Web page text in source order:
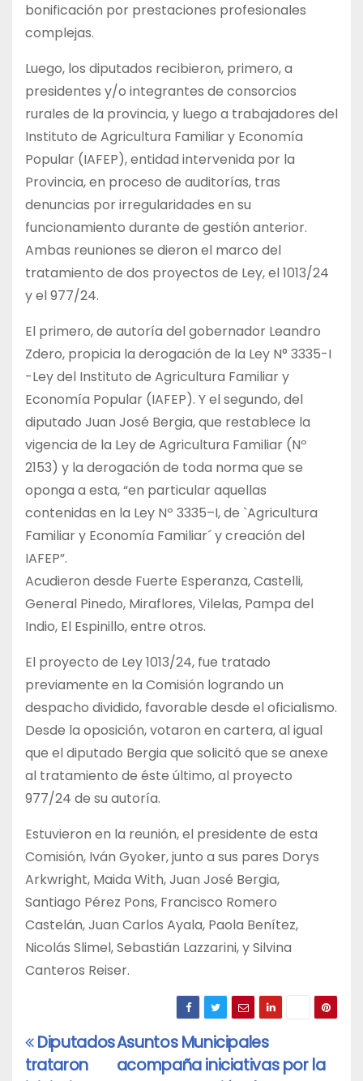
bonificación por prestaciones profesionales
complejas.
Luego, los diputados recibieron, primero, a
presidentes y/o integrantes de consorcios
rurales de la provincia, y luego a trabajadores del
Instituto de Agricultura Familiar y Economía
Popular (IAFEP), entidad intervenida por la
Provincia, en proceso de auditorías, tras
denuncias por irregularidades en su
funcionamiento durante de gestión anterior.
Ambas reuniones se dieron el marco del
tratamiento de dos proyectos de Ley, el 1013/24
y el 977/24.
El primero, de autoría del gobernador Leandro
Zdero, propicia la derogación de la Ley N° 3335-I
-Ley del Instituto de Agricultura Familiar y
Economía Popular (IAFEP). Y el segundo, del
diputado Juan José Bergia, que restablece la
vigencia de la Ley de Agricultura Familiar (Nº
2153) y la derogación de toda norma que se
oponga a esta, “en particular aquellas
contenidas en la Ley Nº 3335–I, de `Agricultura
Familiar y Economía Familiar´ y creación del
IAFEP”.
Acudieron desde Fuerte Esperanza, Castelli,
General Pinedo, Miraflores, Vilelas, Pampa del
Indio, El Espinillo, entre otros.
El proyecto de Ley 1013/24, fue tratado
previamente en la Comisión logrando un
despacho dividido, favorable desde el oficialismo.
Desde la oposición, votaron en cartera, al igual
que el diputado Bergia que solicitó que se anexe
al tratamiento de éste último, al proyecto
977/24 de su autoría.
Estuvieron en la reunión, el presidente de esta
Comisión, Iván Gyoker, junto a sus pares Dorys
Arkwright, Maida With, Juan José Bergia,
Santiago Pérez Pons, Francisco Romero
Castelán, Juan Carlos Ayala, Paola Benítez,
Nicolás Slimel, Sebastián Lazzarini, y Silvina
Canteros Reiser.
NavegaciónAsuntos Municipales
acompaña iniciativas por la
Diputados
trataron